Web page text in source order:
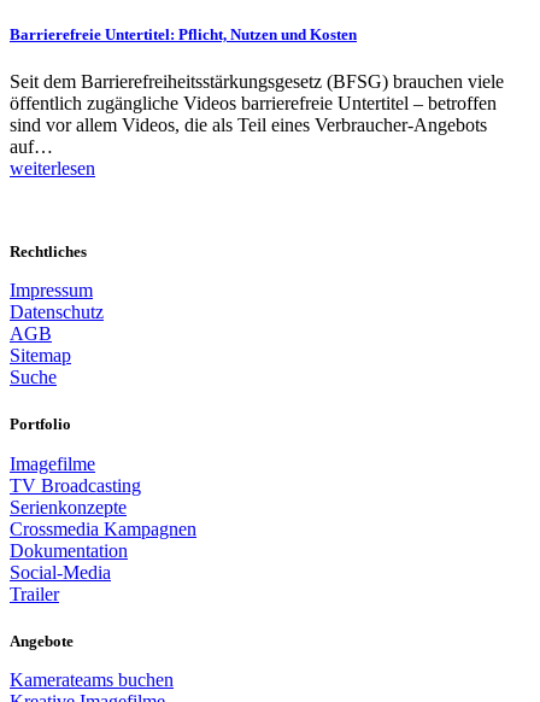
Barrierefreie Untertitel: Pflicht, Nutzen und Kosten
Seit dem Barrierefreiheitsstärkungsgesetz (BFSG) brauchen viele
öffentlich zugängliche Videos barrierefreie Untertitel – betroffen
sind vor allem Videos, die als Teil eines Verbraucher-Angebots
auf…
weiterlesen
Rechtliches
Impressum
Datenschutz
AGB
Sitemap
Suche
Portfolio
Imagefilme
TV Broadcasting
Serienkonzepte
Crossmedia Kampagnen
Dokumentation
Social-Media
Trailer
Angebote
Kamerateams buchen